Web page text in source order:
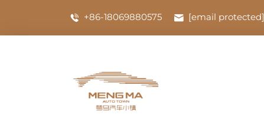
+86-18069880575 [email protected]